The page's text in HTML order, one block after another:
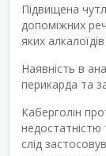
Підвищена
допоміжних
яких алкалоїдів
Наявність в
перикарда та
Каберголін
недостатністю
слід